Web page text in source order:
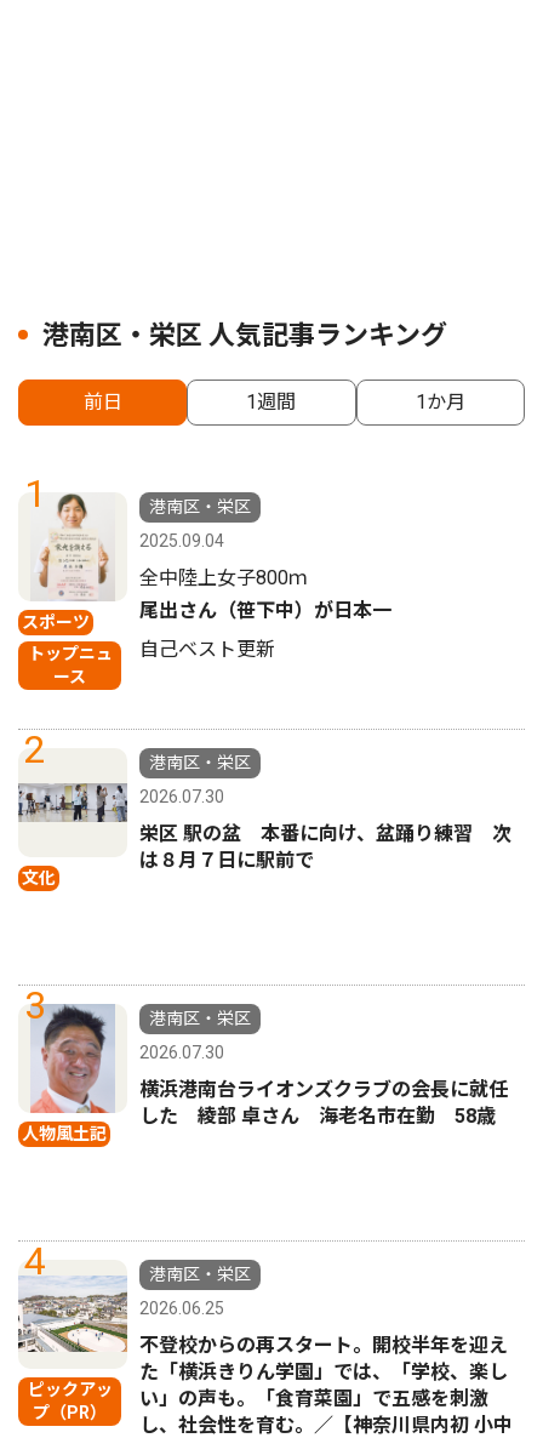
港南区・栄区 人気記事ランキング
前日 1週間 1か月
1
スポーツ
トップニュ
ース
港南区・栄区
2025.09.04
全中陸上女子800ｍ
尾出さん（笹下中）が日本一
自己ベスト更新
2
文化
港南区・栄区
2026.07.30
栄区 駅の盆 本番に向け、盆踊り練習 次
は８月７日に駅前で
3
人物風土記
港南区・栄区
2026.07.30
横浜港南台ライオンズクラブの会長に就任
した 綾部 卓さん 海老名市在勤 58歳
4
ピックアッ
プ（PR）
港南区・栄区
2026.06.25
不登校からの再スタート。開校半年を迎え
た「横浜きりん学園」では、「学校、楽し
い」の声も。「食育菜園」で五感を刺激
し、社会性を育む。／【神奈川県内初 小中